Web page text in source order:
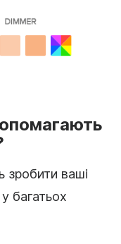
зробити ваші
багатьох